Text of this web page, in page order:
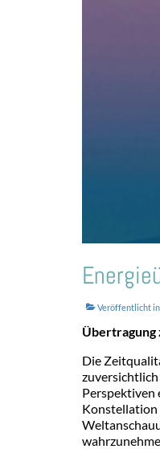
Veröffentlicht
Übertragung
Die
Perspektiven
Konstellation